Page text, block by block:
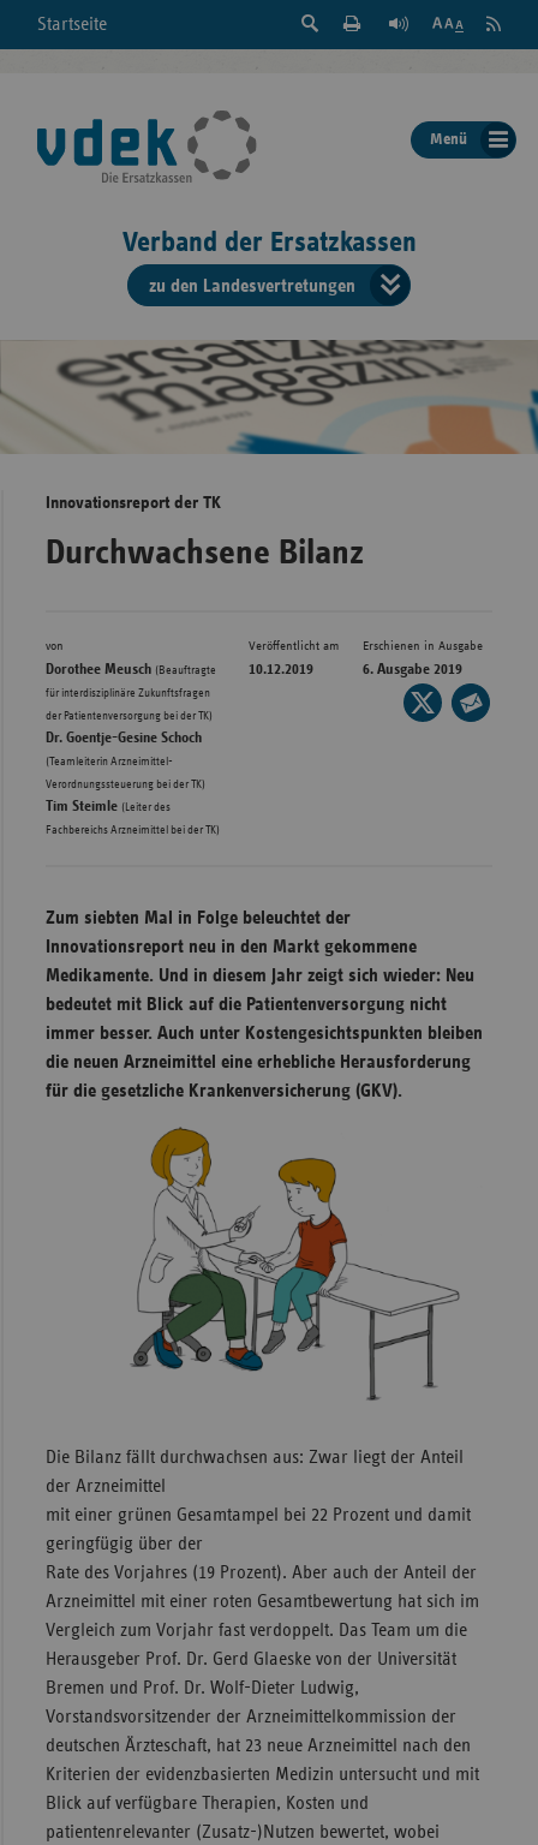
Startseite
Suche
der
Seite
Feed
Menü
Verband der Ersatzkassen
zu den Landesvertretungen
der
Innovationsreport der TK
Durchwachsene Bilanz
von
Dorothee Meusch (Beauftragte
für interdisziplinäre Zukunftsfragen
der Patientenversorgung bei der TK),
Dr. Goentje-Gesine Schoch
(Teamleiterin Arzneimittel-
Verordnungssteuerung bei der TK),
Tim Steimle (Leiter des
Fachbereichs Arzneimittel bei der TK)
Veröffentlicht am
10.12.2019
Erschienen in Ausgabe
6. Ausgabe 2019
Seite
auf
Zum siebten Mal in Folge beleuchtet der
Innovationsreport neu in den Markt gekommene
Medikamente. Und in diesem Jahr zeigt sich wieder: Neu
bedeutet mit Blick auf die Patientenversorgung nicht
immer besser. Auch unter Kostengesichtspunkten bleiben
die neuen Arzneimittel eine erhebliche Herausforderung
für die gesetzliche Krankenversicherung (GKV).
Die Bilanz fällt durchwachsen aus: Zwar liegt der Anteil
der Arzneimittel
mit einer grünen Gesamtampel bei 22 Prozent und damit
geringfügig über der
Rate des Vorjahres (19 Prozent). Aber auch der Anteil der
Arzneimittel mit einer roten Gesamtbewertung hat sich im
Vergleich zum Vorjahr fast verdoppelt. Das Team um die
Herausgeber Prof. Dr. Gerd Glaeske von der Universität
Bremen und Prof. Dr. Wolf-Dieter Ludwig,
Vorstandsvorsitzender der Arzneimittelkommission der
deutschen Ärzteschaft, hat 23 neue Arzneimittel nach den
Kriterien der evidenzbasierten Medizin untersucht und mit
Blick auf verfügbare Therapien, Kosten und
patientenrelevanter (Zusatz-)Nutzen bewertet, wobei